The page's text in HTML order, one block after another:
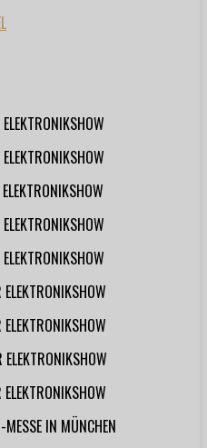
ELEKTRONIKSHOW
ELEKTRONIKSHOW
ELEKTRONIKSHOW
ELEKTRONIKSHOW
IN MÜNCHEN